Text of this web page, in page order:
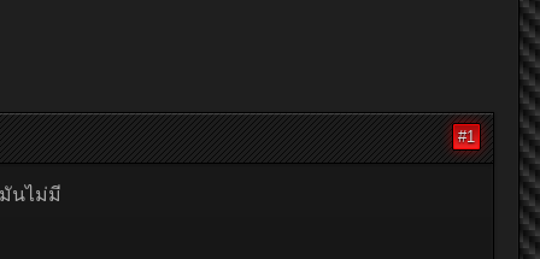
#1
นไม่มี